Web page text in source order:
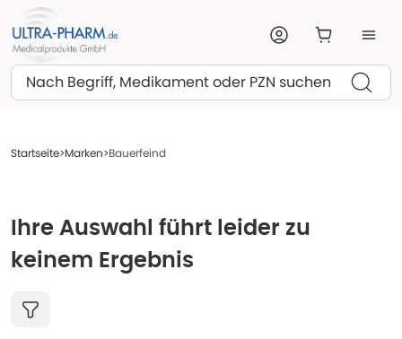
Suchen
Startseite Marken Bauerfeind
Ihre Auswahl führt leider zu
keinem Ergebnis